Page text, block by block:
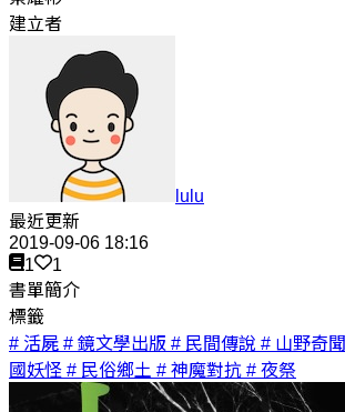
建立者
lulu
最近更新
2019-09-06 18:16
1
1
書單簡介
標籤
# 活屍 # 鏡文學出版 # 民間傳說 # 山野奇聞
國妖怪 # 民俗鄉土 # 神魔對抗 # 夜祭